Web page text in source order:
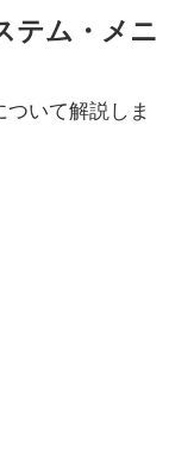
テム・メニ
いて解説しま